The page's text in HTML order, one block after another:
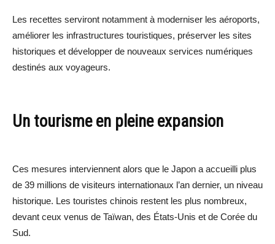
Les recettes serviront notamment à moderniser les aéroports,
améliorer les infrastructures touristiques, préserver les sites
historiques et développer de nouveaux services numériques
destinés aux voyageurs.
Un tourisme en pleine expansion
Ces mesures interviennent alors que le Japon a accueilli plus
de 39 millions de visiteurs internationaux l’an dernier, un niveau
historique. Les touristes chinois restent les plus nombreux,
devant ceux venus de Taïwan, des États-Unis et de Corée du
Sud.